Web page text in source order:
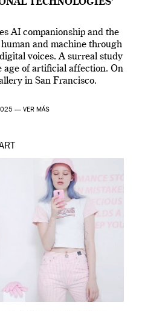
TECHNOLOGIES’
AI companionship and the
and machine through
voices. A surreal study
age of artificial affection. On
in San Francisco.
— VER MÁS